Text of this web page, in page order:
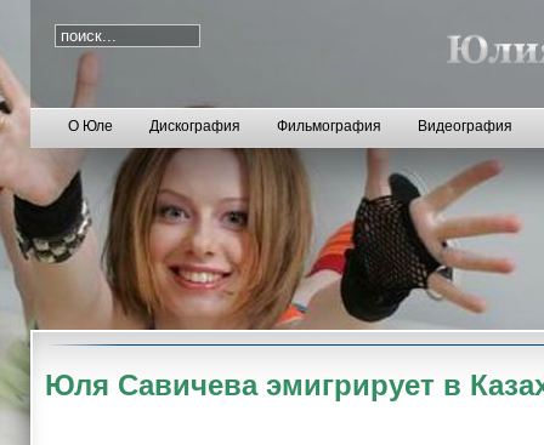
О Юле Дискография Фильмография Видеография
Юля Савичева эмигрирует в